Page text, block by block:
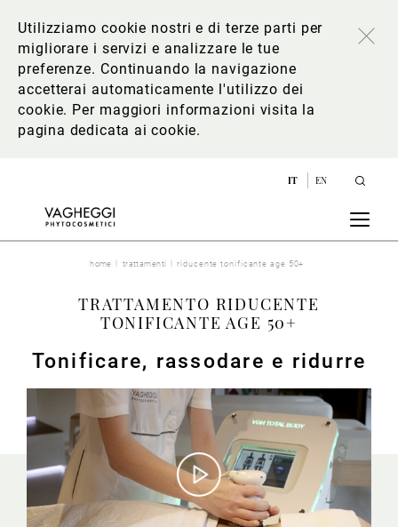
Utilizziamo cookie nostri e di terze parti per
migliorare i servizi e analizzare le tue
preferenze. Continuando la navigazione
accetterai automaticamente l'utilizzo dei
cookie. Per maggiori informazioni visita la
pagina dedicata ai cookie.
IT EN
home trattamenti riducente tonificante age 50+
TRATTAMENTO RIDUCENTE
TONIFICANTE AGE 50+
Tonificare, rassodare e ridurre